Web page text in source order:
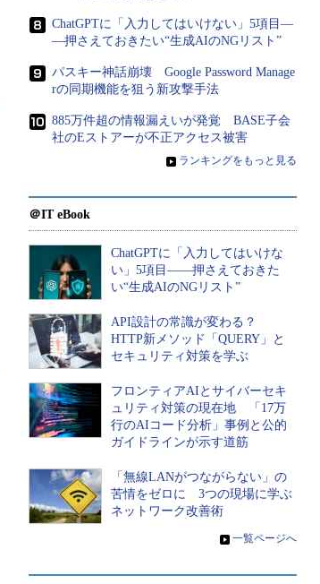
ChatGPTに「入力してはいけない」5項目―
―押さえておきたい“生成AIのNGリスト”
パスキー神話崩壊 Google Password Manage
rの同期機能を狙う新攻撃手法
885万件超の情報漏えいが発覚 BASE子会
社のEストアーが不正アクセス被害
» ランキングをもっと見る
＠IT eBook
ChatGPTに「入力してはいけな
い」5項目――押さえておきた
い“生成AIのNGリスト”
API設計の常識が変わる？
HTTP新メソッド「QUERY」と
セキュリティ対策を学ぶ
フロンティアAIとサイバーセキ
ュリティ対策の現在地 「17万
行のAIコード分析」事例と公的
ガイドラインが示す道筋
「無線LANがつながらない」の
苦情をゼロに 3つの現場に学ぶ
ネットワーク改善術
» 一覧ページへ